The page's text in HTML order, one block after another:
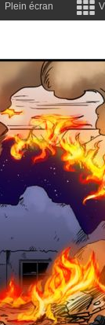
Plein écran